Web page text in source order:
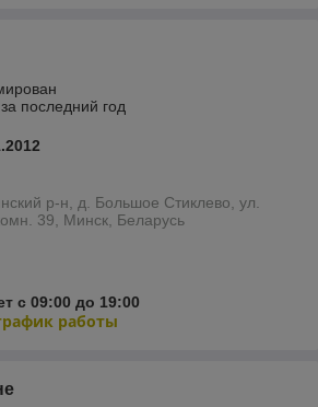
последний год
р-н, д. Большое Стиклево, ул.
39, Минск, Беларусь
с 09:00 до 19:00
работы